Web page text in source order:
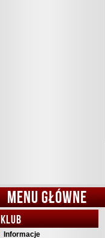
MENU GŁÓWNE
KLUB
Informacje